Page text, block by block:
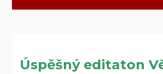
Úspěšný editaton